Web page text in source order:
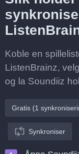
Koble en
ListenBrainz,
og la Soundiiz
Gratis (1
Synkroniser